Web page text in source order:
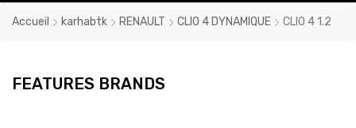
250DT D'ACHATS
Accueil karhabtk RENAULT CLIO 4 DYNAMIQUE CLIO 4 1.2
FEATURES BRANDS